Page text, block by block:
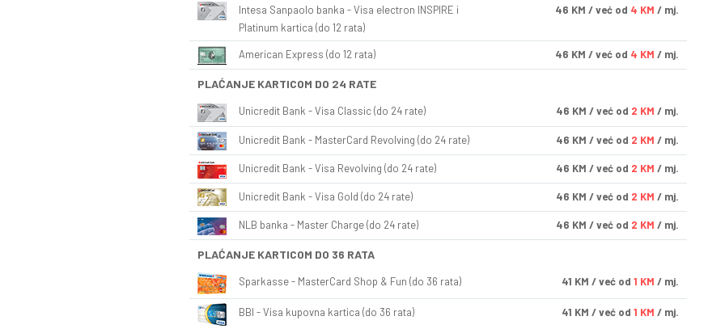
Intesa Sanpaolo banka - Visa electron INSPIRE i
Platinum kartica (do 12 rata)
46 KM / već od 4 KM / mj.
American Express (do 12 rata) 46 KM / već od 4 KM / mj.
PLAĆANJE KARTICOM DO 24 RATE
Unicredit Bank - Visa Classic (do 24 rate) 46 KM / već od 2 KM / mj.
Unicredit Bank - MasterCard Revolving (do 24 rate) 46 KM / već od 2 KM / mj.
Unicredit Bank - Visa Revolving (do 24 rate) 46 KM / već od 2 KM / mj.
Unicredit Bank - Visa Gold (do 24 rate) 46 KM / već od 2 KM / mj.
NLB banka - Master Charge (do 24 rate) 46 KM / već od 2 KM / mj.
PLAĆANJE KARTICOM DO 36 RATA
Sparkasse - MasterCard Shop & Fun (do 36 rata) 41 KM / već od 1 KM / mj.
BBI - Visa kupovna kartica (do 36 rata) 41 KM / već od 1 KM / mj.